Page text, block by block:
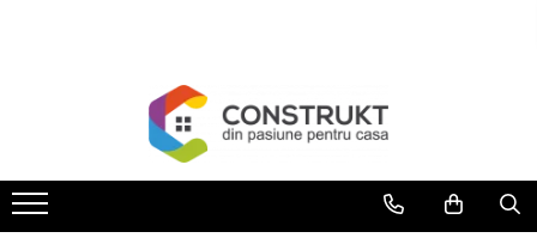
Termoseminee, seminee si sobe
Cazane pe combustibil solid